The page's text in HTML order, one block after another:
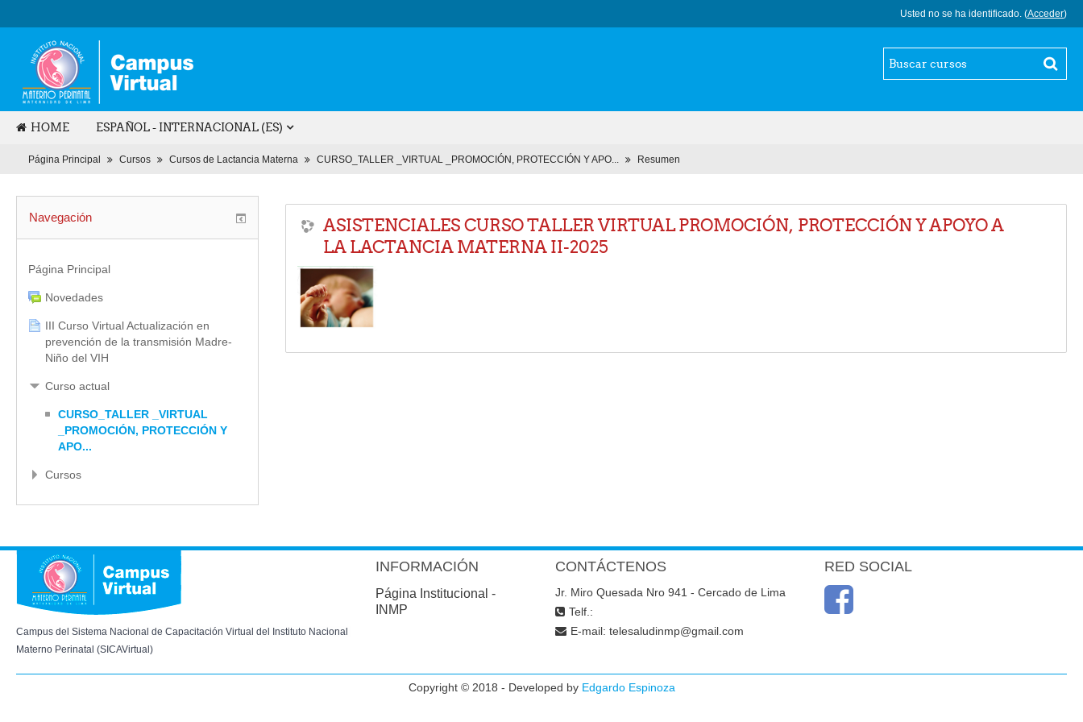
Usted no se ha identificado. (Acceder)
HOME ESPAÑOL - INTERNACIONAL (ES)
Página Principal Cursos Cursos de Lactancia Materna CURSO_TALLER _VIRTUAL _PROMOCIÓN, PROTECCIÓN Y APO... Resumen
ASISTENCIALES CURSO TALLER VIRTUAL PROMOCIÓN, PROTECCIÓN Y APOYO A
LA LACTANCIA MATERNA II-2025
Navegación
Página Principal
Novedades
III Curso Virtual Actualización en
prevención de la transmisión Madre-
Niño del VIH
Curso actual
CURSO_TALLER _VIRTUAL
_PROMOCIÓN, PROTECCIÓN Y
APO...
Cursos
Campus del Sistema Nacional de Capacitación Virtual del Instituto Nacional
Materno Perinatal (SICAVirtual)
INFORMACIÓN
Página Institucional -
INMP
CONTÁCTENOS
Jr. Miro Quesada Nro 941 - Cercado de Lima
Telf.:
E-mail: telesaludinmp@gmail.com
RED SOCIAL
Copyright © 2018 - Developed by Edgardo Espinoza